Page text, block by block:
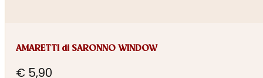
AMARETTI di SARONNO WINDOW
€ 5,90